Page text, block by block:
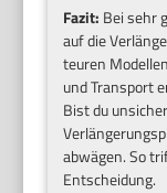
Fazit: Bei sehr
auf die
teuren
und Transport
Bist du
abwägen. So
Entscheidung.